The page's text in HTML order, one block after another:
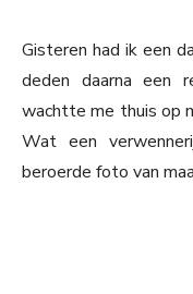
Gisteren had ik een
deden daarna een
wachtte me thuis op
Wat een
beroerde foto van